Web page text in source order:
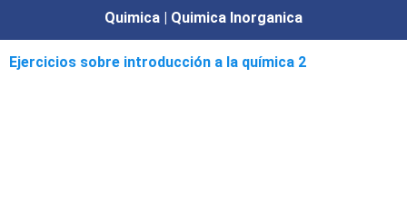
Quimica | Quimica Inorganica
Ejercicios sobre introducción a la química 2